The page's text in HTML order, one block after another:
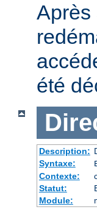
Après
été
Description:
Syntaxe:
Contexte:
Statut:
Module: